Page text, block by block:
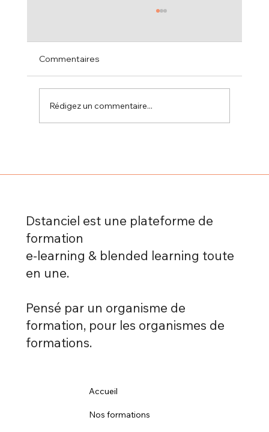
présentiel grâce à Dstanciel
Commentaires
Rédigez un commentaire...
Accueil
Nos formations
Dstanciel est une plateforme de
formation
e-learning & blended learning toute
en une.
Pensé par un organisme de
formation, pour les organismes de
formations.